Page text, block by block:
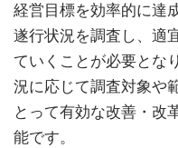
経営目標を効率的に達
遂行状況を調査し、適
ていくことが必要とな
況に応じて調査対象や
とって有効な改善・改
能です。